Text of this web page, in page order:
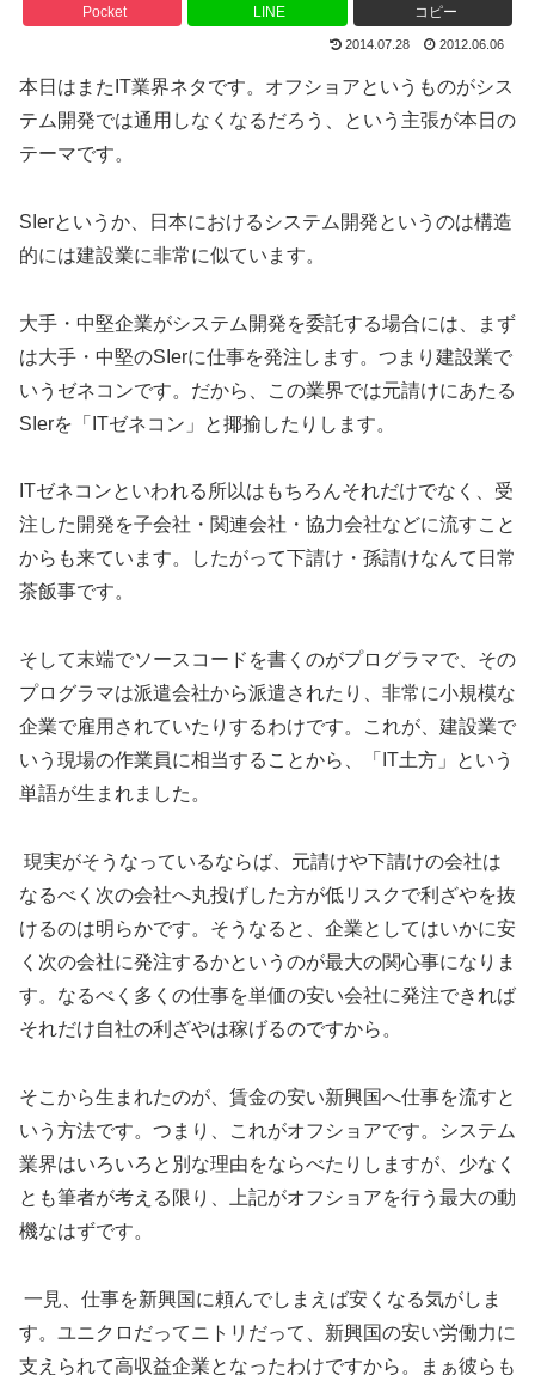
Pocket LINE コピー
2014.07.28 2012.06.06
本日はまたIT業界ネタです。オフショアというものがシス
テム開発では通用しなくなるだろう、という主張が本日の
テーマです。
SIerというか、日本におけるシステム開発というのは構造
的には建設業に非常に似ています。
大手・中堅企業がシステム開発を委託する場合には、まず
は大手・中堅のSIerに仕事を発注します。つまり建設業で
いうゼネコンです。だから、この業界では元請けにあたる
SIerを「ITゼネコン」と揶揄したりします。
ITゼネコンといわれる所以はもちろんそれだけでなく、受
注した開発を子会社・関連会社・協力会社などに流すこと
からも来ています。したがって下請け・孫請けなんて日常
茶飯事です。
そして末端でソースコードを書くのがプログラマで、その
プログラマは派遣会社から派遣されたり、非常に小規模な
企業で雇用されていたりするわけです。これが、建設業で
いう現場の作業員に相当することから、「IT土方」という
単語が生まれました。
現実がそうなっているならば、元請けや下請けの会社は
なるべく次の会社へ丸投げした方が低リスクで利ざやを抜
けるのは明らかです。そうなると、企業としてはいかに安
く次の会社に発注するかというのが最大の関心事になりま
す。なるべく多くの仕事を単価の安い会社に発注できれば
それだけ自社の利ざやは稼げるのですから。
そこから生まれたのが、賃金の安い新興国へ仕事を流すと
いう方法です。つまり、これがオフショアです。システム
業界はいろいろと別な理由をならべたりしますが、少なく
とも筆者が考える限り、上記がオフショアを行う最大の動
機なはずです。
一見、仕事を新興国に頼んでしまえば安くなる気がしま
す。ユニクロだってニトリだって、新興国の安い労働力に
支えられて高収益企業となったわけですから。まぁ彼らも